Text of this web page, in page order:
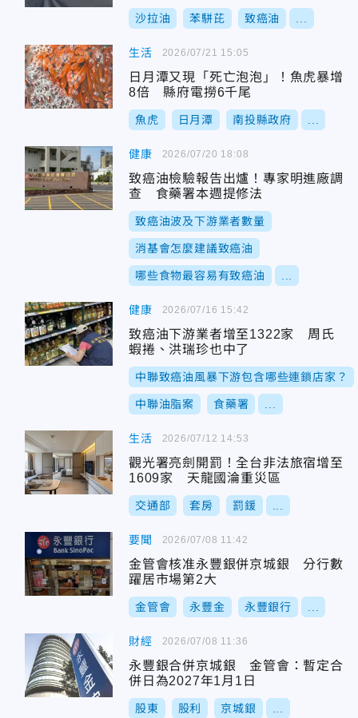
沙拉油 苯駢芘 致癌油
生活
日月潭又現「死亡泡泡」！魚虎暴增
8倍 縣府電撈6千尾
魚虎 日月潭 南投縣政府
2026/07/21 15:05
健康
致癌油檢驗報告出爐！專家明進廠調
查 食藥署本週提修法
致癌油波及下游業者數量
消基會怎麼建議致癌油
哪些食物最容易有致癌油
2026/07/20 18:08
健康
致癌油下游業者增至1322家 周氏
蝦捲、洪瑞珍也中了
中聯致癌油風暴下游包含哪些連鎖店家？
中聯油脂案 食藥署
2026/07/16 15:42
生活
觀光署亮劍開罰！全台非法旅宿增至
1609家 天龍國淪重災區
交通部 套房 罰鍰
2026/07/12 14:53
要聞
金管會核准永豐銀併京城銀 分行數
躍居市場第2大
金管會 永豐金 永豐銀行
2026/07/08 11:42
財經
永豐銀合併京城銀 金管會：暫定合
併日為2027年1月1日
股東 股利 京城銀
2026/07/08 11:36